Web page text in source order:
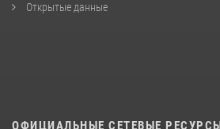
Открытые данные